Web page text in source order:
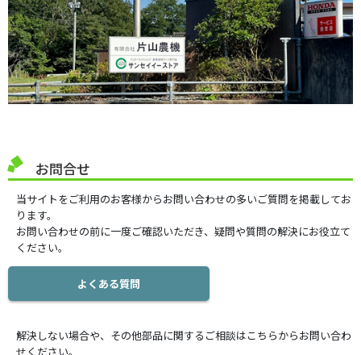
お問合せ
当サイトをご利用のお客様からお問い合わせの多いご質問を掲載してお
ります。
お問い合わせの前に一度ご確認いただき、疑問や質問の解決にお役立て
ください。
よくある質問
解決しない場合や、その他部品に関するご相談はこちらからお問い合わ
せください。